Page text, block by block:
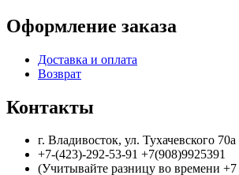
Оформление заказа
Доставка и оплата
Возврат
Контакты
г. Владивосток, ул. Тухачевского 70а
+7-(423)-292-53-91 +7(908)9925391
(Учитывайте разницу во времени